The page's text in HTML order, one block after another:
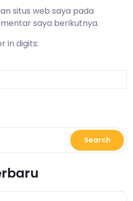
situs web saya pada
saya berikutnya.
in digits: